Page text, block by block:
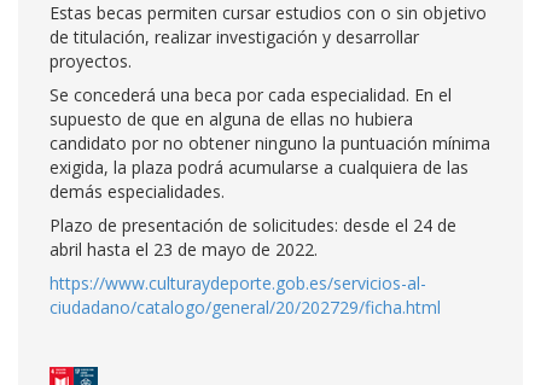
Estas becas permiten cursar estudios con o sin objetivo
de titulación, realizar investigación y desarrollar
proyectos.
Se concederá una beca por cada especialidad. En el
supuesto de que en alguna de ellas no hubiera
candidato por no obtener ninguno la puntuación mínima
exigida, la plaza podrá acumularse a cualquiera de las
demás especialidades.
Plazo de presentación de solicitudes: desde el 24 de
abril hasta el 23 de mayo de 2022.
https://www.culturaydeporte.gob.es/servicios-al-
ciudadano/catalogo/general/20/202729/ficha.html